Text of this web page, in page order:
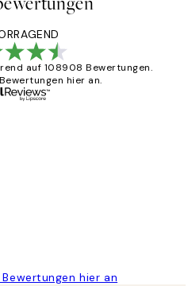
auf 108908 Bewertungen.
hier an.
hier an